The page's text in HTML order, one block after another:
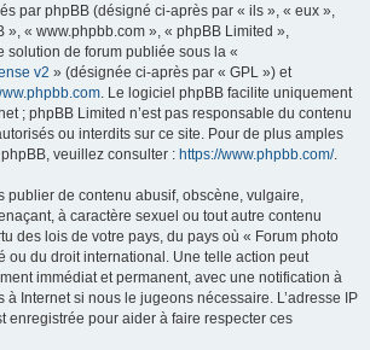
par phpBB (désigné ci-après par « ils », « eux »,
», « www.phpbb.com », « phpBB Limited »,
solution de forum publiée sous la «
v2 » (désignée ci-après par « GPL ») et
. Le logiciel phpBB facilite uniquement
; phpBB Limited n’est pas responsable du contenu
ou interdits sur ce site. Pour de plus amples
veuillez consulter : https://www.phpbb.com/.
publier de contenu abusif, obscène, vulgaire,
à caractère sexuel ou tout autre contenu
des lois de votre pays, du pays où « Forum photo
ou du droit international. Une telle action peut
immédiat et permanent, avec une notification à
à Internet si nous le jugeons nécessaire. L’adresse IP
enregistrée pour aider à faire respecter ces